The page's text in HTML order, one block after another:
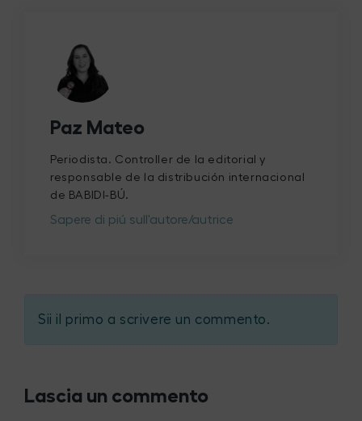
Paz Mateo
Periodista. Controller de la editorial y
responsable de la distribución internacional
de BABIDI-BÚ.
Sapere di piú sull'autore/autrice
Sii il primo a scrivere un commento.
Lascia un commento